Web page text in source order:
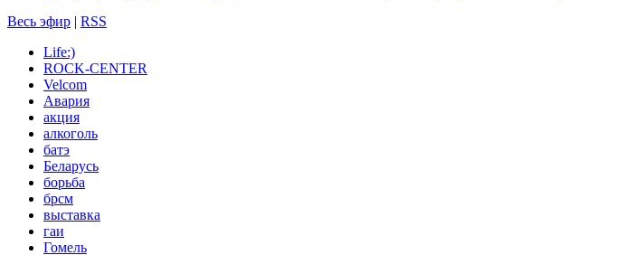
Весь эфир | RSS
Life:)
ROCK-CENTER
Velcom
Авария
акция
алкоголь
батэ
Беларусь
борьба
брсм
выставка
гаи
Гомель